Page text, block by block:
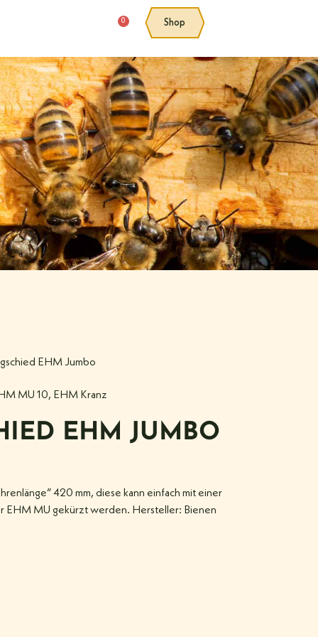
0 Shop
EHM Jumbo
MU 10, EHM Kranz
EHM JUMBO
420 mm, diese kann einfach mit einer
EHM MU gekürzt werden. Hersteller: Bienen